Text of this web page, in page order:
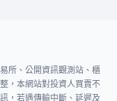
所、公開資訊觀測站、櫃
，本網站對投資人買賣不
，若遇傳輸中斷、延遲及